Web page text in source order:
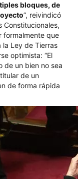
bloques, de
”, reivindicó
Constitucionales,
formalmente que
la Ley de Tierras
optimista: “El
de un bien no sea
de un
de forma rápida